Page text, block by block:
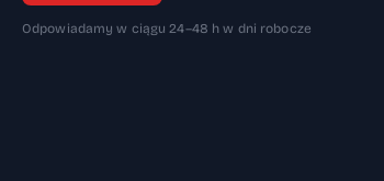
Odpowiadamy w ciągu 24–48 h w dni robocze